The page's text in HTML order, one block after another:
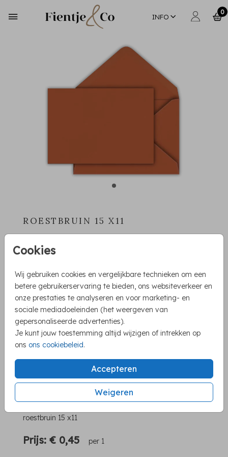
INFO
0
Cookies
Wij gebruiken cookies en vergelijkbare technieken om een
betere gebruikerservaring te bieden, ons websiteverkeer en
onze prestaties te analyseren en voor marketing- en
sociale mediadoeleinden (het weergeven van
gepersonaliseerde advertenties).
Je kunt jouw toestemming altijd wijzigen of intrekken op
ons ons cookiebeleid.
Accepteren
Weigeren
ROESTBRUIN 15 X11
Aantal
Mooie producten om je kaart iets extra's te
geven
Eenvoudig te bestellen via de shop
Snelle levering
roestbruin 15 x11
Prijs: € 0,45 per 1